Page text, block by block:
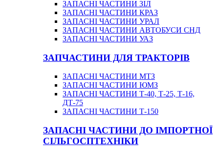
ЗАПАСНІ ЧАСТИНИ ЗІЛ
ЗАПАСНІ ЧАСТИНИ КРАЗ
ЗАПАСНІ ЧАСТИНИ УРАЛ
ЗАПАСНІ ЧАСТИНИ АВТОБУСИ СНД
ЗАПАСНІ ЧАСТИНИ УАЗ
ЗАПЧАСТИНИ ДЛЯ ТРАКТОРІВ
ЗАПАСНІ ЧАСТИНИ МТЗ
ЗАПАСНІ ЧАСТИНИ ЮМЗ
ЗАПАСНІ ЧАСТИНИ Т-40, Т-25, Т-16,
ДТ-75
ЗАПАСНІ ЧАСТИНИ Т-150
ЗАПАСНІ ЧАСТИНИ ДО ІМПОРТНОЇ
СІЛЬГОСПТЕХНІКИ